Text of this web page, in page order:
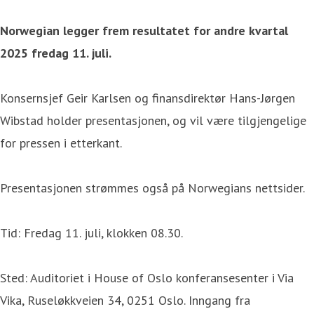
Norwegian legger frem resultatet for andre kvartal
2025 fredag 11. juli.
Konsernsjef Geir Karlsen og finansdirektør Hans-Jørgen
Wibstad holder presentasjonen, og vil være tilgjengelige
for pressen i etterkant.
Presentasjonen strømmes også på Norwegians nettsider.
Tid: Fredag 11. juli, klokken 08.30.
Sted: Auditoriet i House of Oslo konferansesenter i Via
Vika, Ruseløkkveien 34, 0251 Oslo. Inngang fra